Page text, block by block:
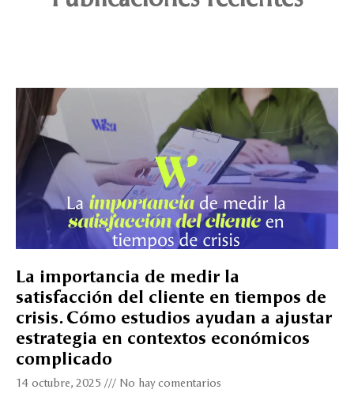
La importancia de medir la
satisfacción del cliente en tiempos de
crisis. Cómo estudios ayudan a ajustar
estrategia en contextos económicos
complicado
14 octubre, 2025 No hay comentarios